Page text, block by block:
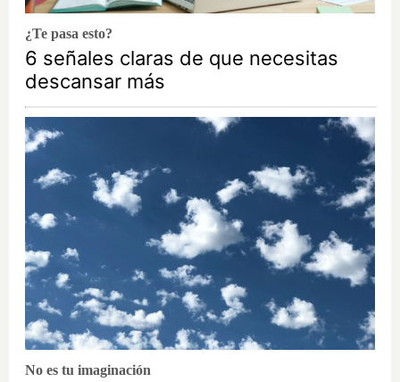
¿Te pasa esto?
6 señales claras de que necesitas
descansar más
No es tu imaginación